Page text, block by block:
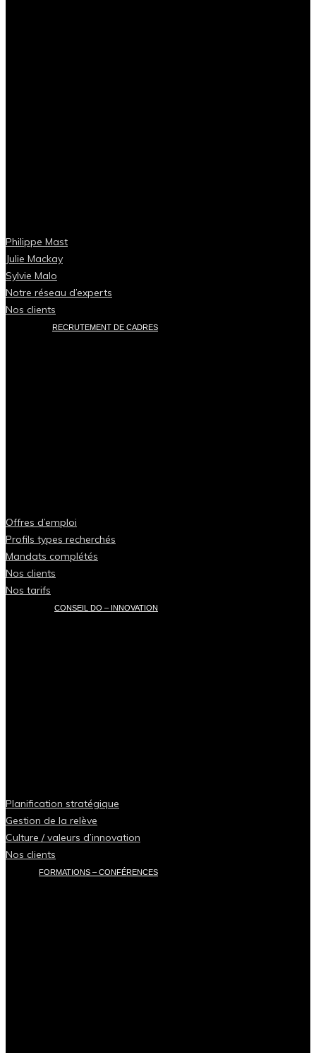
Philippe Mast
Julie Mackay
Sylvie Malo
Notre réseau d’experts
Nos clients
RECRUTEMENT DE CADRES
Offres d’emploi
Profils types recherchés
Mandats complétés
Nos clients
Nos tarifs
CONSEIL DO – INNOVATION
Planification stratégique
Gestion de la relève
Culture / valeurs d’innovation
Nos clients
FORMATIONS – CONFÉRENCES